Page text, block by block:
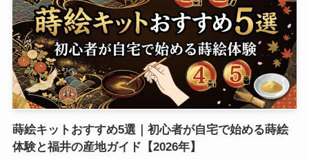
蒔絵キットおすすめ5選｜初心者が自宅で始める蒔絵
体験と福井の産地ガイド【2026年】